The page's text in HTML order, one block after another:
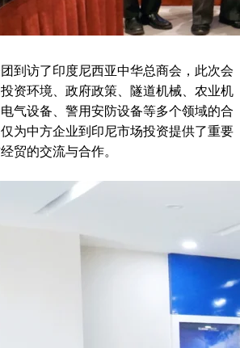
到访了印度尼西亚中华总商会，此次会
资环境、政府政策、隧道机械、农业机
气设备、警用安防设备等多个领域的合
为中方企业到印尼市场投资提供了重要
贸的交流与合作。